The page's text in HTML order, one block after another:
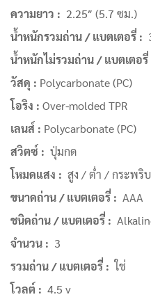
ความยาว : 2.25″ (5.7 ซม.)
น้ำหนักรวมถ่าน / แบตเตอรี่ :
น้ำหนักไม่รวมถ่าน / แบตเตอรี่
วัสดุ : Polycarbonate (PC)
โอริง : Over-molded TPR
เลนส์ : Polycarbonate (PC)
สวิตซ์ : ปุ่มกด
โหมดแสง : สูง / ต่ำ / กระพริบ
ขนาดถ่าน / แบตเตอรี่ : AAA
ชนิดถ่าน / แบตเตอรี่ :
จำนวน : 3
รวมถ่าน / แบตเตอรี่ : ใช่
โวลต์ : 4.5 v